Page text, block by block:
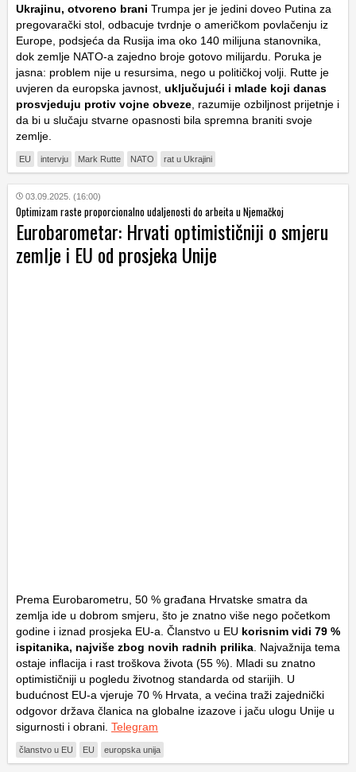
Ukrajinu, otvoreno brani Trumpa jer je jedini doveo Putina za
pregovarački stol, odbacuje tvrdnje o američkom povlačenju iz
Europe, podsjeća da Rusija ima oko 140 milijuna stanovnika,
dok zemlje NATO-a zajedno broje gotovo milijardu. Poruka je
jasna: problem nije u resursima, nego u političkoj volji. Rutte je
uvjeren da europska javnost, uključujući i mlade koji danas
prosvjeduju protiv vojne obveze , razumije ozbiljnost prijetnje i
da bi u slučaju stvarne opasnosti bila spremna braniti svoje
zemlje.
EU intervju Mark Rutte NATO rat u Ukrajini
03.09.2025. (16:00)
Optimizam raste proporcionalno udaljenosti do arbeita u Njemačkoj
Eurobarometar: Hrvati optimističniji o smjeru
zemlje i EU od prosjeka Unije
Prema Eurobarometru, 50 % građana Hrvatske smatra da
zemlja ide u dobrom smjeru, što je znatno više nego početkom
godine i iznad prosjeka EU-a. Članstvo u EU korisnim vidi 79 %
ispitanika, najviše zbog novih radnih prilika . Najvažnija tema
ostaje inflacija i rast troškova života (55 %). Mladi su znatno
optimističniji u pogledu životnog standarda od starijih. U
budućnost EU-a vjeruje 70 % Hrvata, a većina traži zajednički
odgovor država članica na globalne izazove i jaču ulogu Unije u
sigurnosti i obrani. Telegram
članstvo u EU EU europska unija